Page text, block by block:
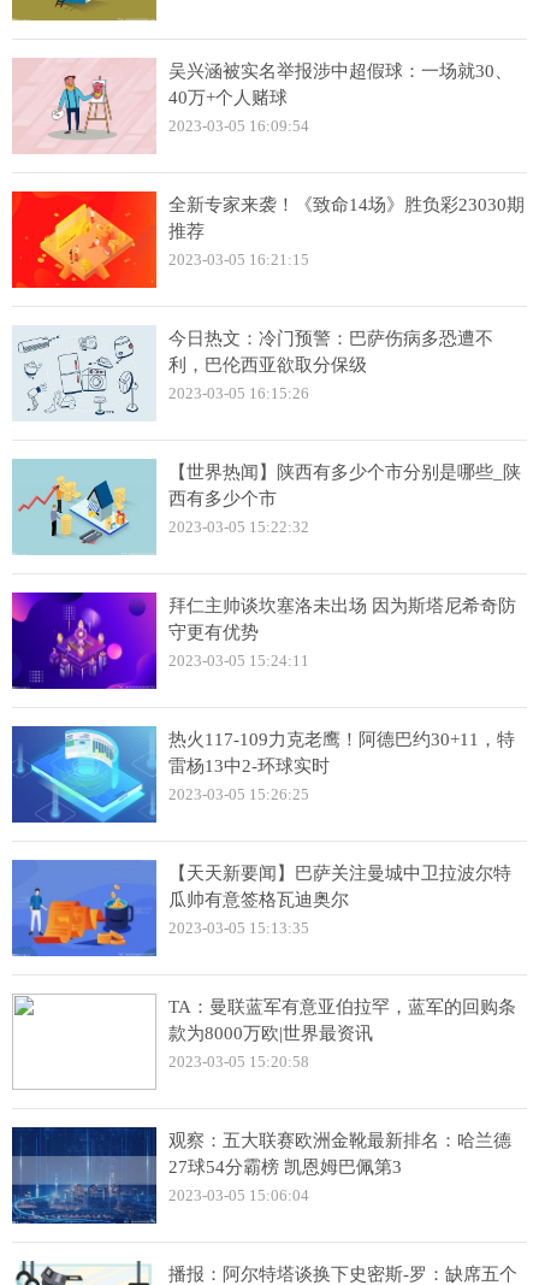
吴兴涵被实名举报涉中超假球：一场就30、
40万+个人赌球
2023-03-05 16:09:54
全新专家来袭！《致命14场》胜负彩23030期
推荐
2023-03-05 16:21:15
今日热文：冷门预警：巴萨伤病多恐遭不
利，巴伦西亚欲取分保级
2023-03-05 16:15:26
【世界热闻】陕西有多少个市分别是哪些_陕
西有多少个市
2023-03-05 15:22:32
拜仁主帅谈坎塞洛未出场 因为斯塔尼希奇防
守更有优势
2023-03-05 15:24:11
热火117-109力克老鹰！阿德巴约30+11，特
雷杨13中2-环球实时
2023-03-05 15:26:25
【天天新要闻】巴萨关注曼城中卫拉波尔特
瓜帅有意签格瓦迪奥尔
2023-03-05 15:13:35
TA：曼联蓝军有意亚伯拉罕，蓝军的回购条
款为8000万欧|世界最资讯
2023-03-05 15:20:58
观察：五大联赛欧洲金靴最新排名：哈兰德
27球54分霸榜 凯恩姆巴佩第3
2023-03-05 15:06:04
播报：阿尔特塔谈换下史密斯-罗：缺席五个